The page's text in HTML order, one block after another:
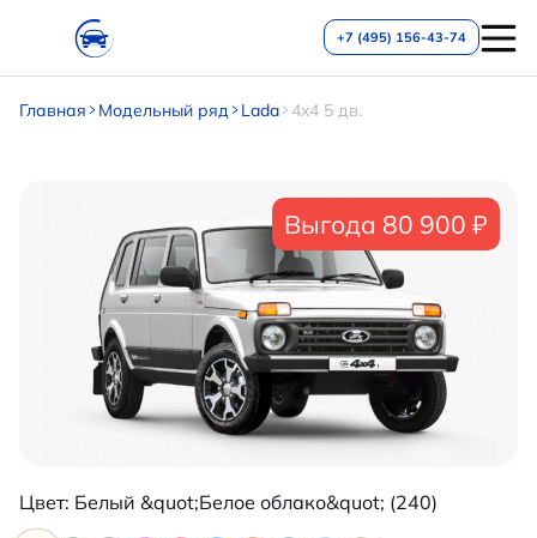
+7 (495) 156-43-74
Главная Модельный ряд Lada 4x4 5 дв.
Выгода 80 900 ₽
Цвет: Белый &quot;Белое облако&quot; (240)